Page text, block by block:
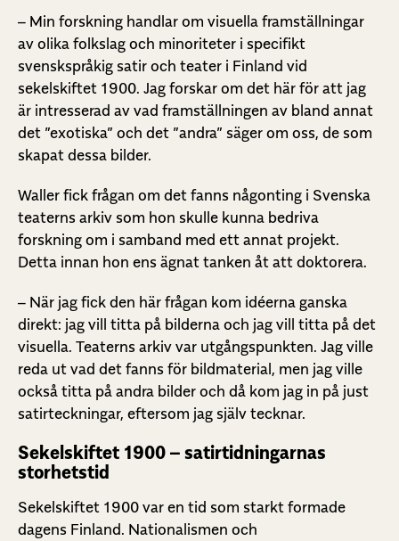
– Min forskning handlar om visuella framställningar
av olika folkslag och minoriteter i specifikt
svenskspråkig satir och teater i Finland vid
sekelskiftet 1900. Jag forskar om det här för att jag
är intresserad av vad framställningen av bland annat
det ”exotiska” och det ”andra” säger om oss, de som
skapat dessa bilder.
Waller fick frågan om det fanns någonting i Svenska
teaterns arkiv som hon skulle kunna bedriva
forskning om i samband med ett annat projekt.
Detta innan hon ens ägnat tanken åt att doktorera.
– När jag fick den här frågan kom idéerna ganska
direkt: jag vill titta på bilderna och jag vill titta på det
visuella. Teaterns arkiv var utgångspunkten. Jag ville
reda ut vad det fanns för bildmaterial, men jag ville
också titta på andra bilder och då kom jag in på just
satirteckningar, eftersom jag själv tecknar.
Sekelskiftet 1900 – satirtidningarnas
storhetstid
Sekelskiftet 1900 var en tid som starkt formade
dagens Finland. Nationalismen och